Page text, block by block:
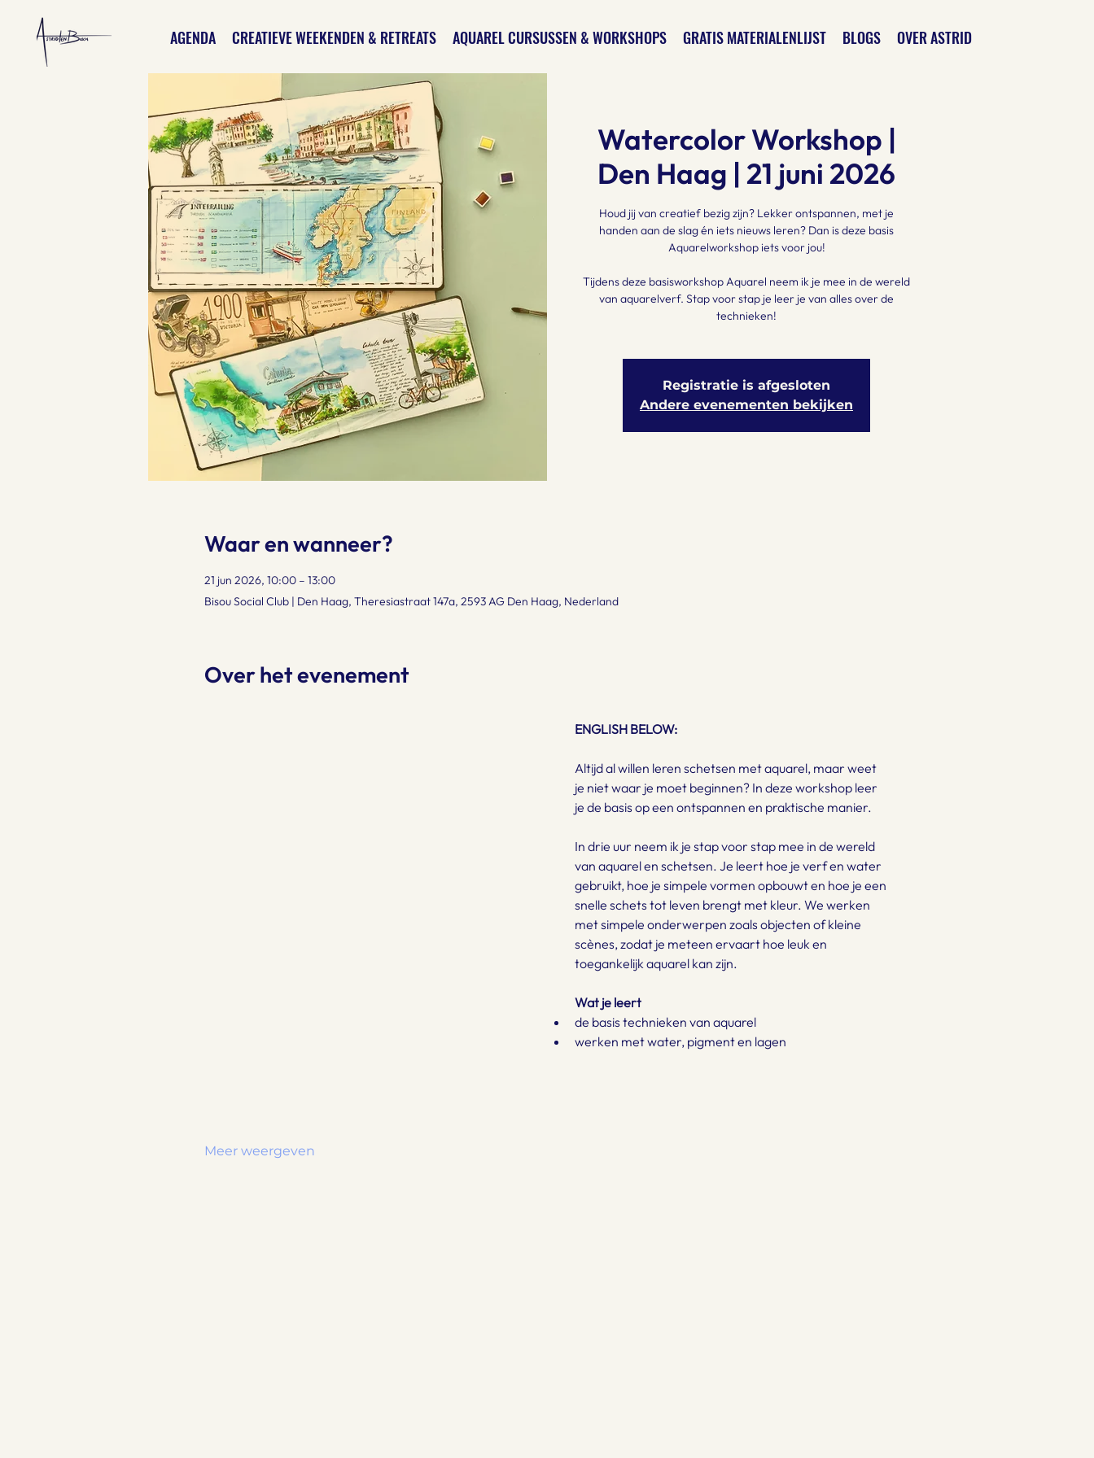
AGENDA CREATIEVE WEEKENDEN & RETREATS AQUAREL CURSUSSEN & WORKSHOPS GRATIS MATERIALENLIJST BLOGS OVER ASTRID
Watercolor Workshop |
Den Haag | 21 juni 2026
Houd jij van creatief bezig zijn? Lekker ontspannen, met je
handen aan de slag én iets nieuws leren? Dan is deze basis
Aquarelworkshop iets voor jou!
Tijdens deze basisworkshop Aquarel neem ik je mee in de wereld
van aquarelverf. Stap voor stap je leer je van alles over de
technieken!
Registratie is afgesloten
Andere evenementen bekijken
Waar en wanneer?
21 jun 2026, 10:00 – 13:00
Bisou Social Club | Den Haag, Theresiastraat 147a, 2593 AG Den Haag, Nederland
Over het evenement
ENGLISH BELOW:
Altijd al willen leren schetsen met aquarel, maar weet
je niet waar je moet beginnen? In deze workshop leer
je de basis op een ontspannen en praktische manier.
In drie uur neem ik je stap voor stap mee in de wereld
van aquarel en schetsen. Je leert hoe je verf en water
gebruikt, hoe je simpele vormen opbouwt en hoe je een
snelle schets tot leven brengt met kleur. We werken
met simpele onderwerpen zoals objecten of kleine
scènes, zodat je meteen ervaart hoe leuk en
toegankelijk aquarel kan zijn.
Wat je leert
de basis technieken van aquarel
werken met water, pigment en lagen
Meer weergeven